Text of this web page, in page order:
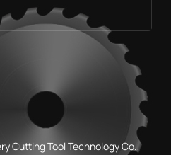
Cutting Tool Technology Co.,